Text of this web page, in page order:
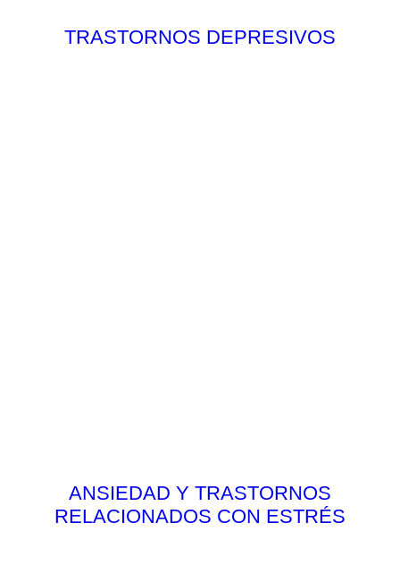
TRASTORNOS DEPRESIVOS
ANSIEDAD Y TRASTORNOS
RELACIONADOS CON ESTRÉS